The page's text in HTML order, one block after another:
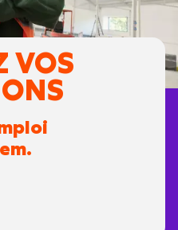
VOS